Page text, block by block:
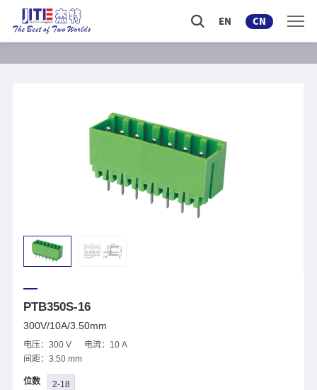
EN CN
PTB350S-16
300V/10A/3.50mm
电压：300 V 电流：10 A
间距：3.50 mm
位数 2-18